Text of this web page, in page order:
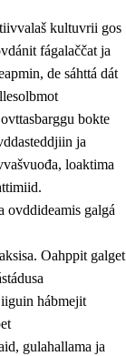
kultuvrii gos
fágalaččat ja
de sáhttá dát
bokte
ja
loaktima
ovddideamis galgá
Oahppit galget
hábmejit
gulahallama ja